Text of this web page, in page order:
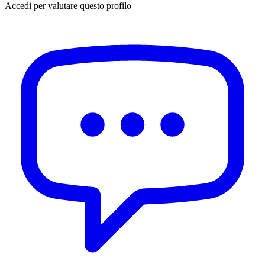
Accedi per valutare questo profilo